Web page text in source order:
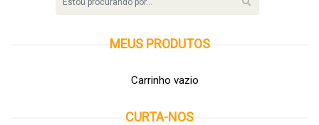
MEUS PRODUTOS
Carrinho vazio
CURTA-NOS